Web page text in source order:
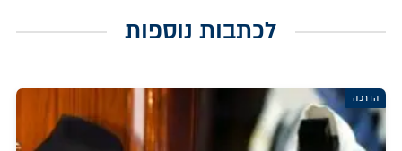
לכתבות נוספות
הדרכה